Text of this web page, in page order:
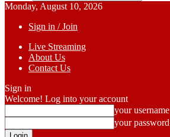
Monday, August 10, 2026
Sign in / Join
Live Streaming
About Us
Contact Us
Sign in
Welcome! Log into your account
your username
your password